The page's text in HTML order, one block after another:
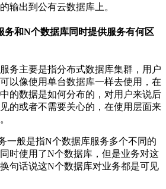
输出到公有云数据库上。
务和N个数据库同时提供服务有何区
务主要是指分布式数据库集群，用户
以像使用单台数据库一样去使用，在
的数据是如何分布的，对用户来说后
的或者不需要关心的，在使用层面来
一般是指N个数据库服务多个不同的
时使用了N个数据库，但是业务对这
句话说这N个数据库对业务都是可见